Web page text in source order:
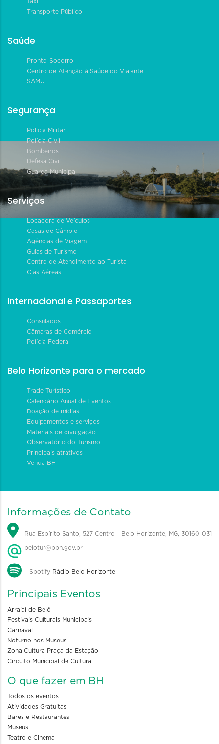
Táxi
Transporte Público
Saúde
Pronto-Socorro
Centro de Atenção à Saúde do Viajante
SAMU
Segurança
Polícia Militar
Polícia Civil
Bombeiros
Defesa Civil
Guarda Municipal
Serviços
Locadora de Veículos
Casas de Câmbio
Agências de Viagem
Guias de Turismo
Centro de Atendimento ao Turista
Cias Aéreas
Internacional e Passaportes
Consulados
Câmaras de Comércio
Polícia Federal
Belo Horizonte para o mercado
Trade Turístico
Calendário Anual de Eventos
Doação de mídias
Equipamentos e serviços
Materiais de divulgação
Observatório do Turismo
Principais atrativos
Venda BH
Informações de Contato
Rua Espírito Santo, 527 Centro - Belo Horizonte, MG, 30160-031
belotur@pbh.gov.br
Spotify Rádio Belo Horizonte
Principais Eventos
Arraial de Belô
Festivais Culturais Municipais
Carnaval
Noturno nos Museus
Zona Cultura Praça da Estação
Circuito Municipal de Cultura
O que fazer em BH
Todos os eventos
Atividades Gratuitas
Bares e Restaurantes
Museus
Teatro e Cinema